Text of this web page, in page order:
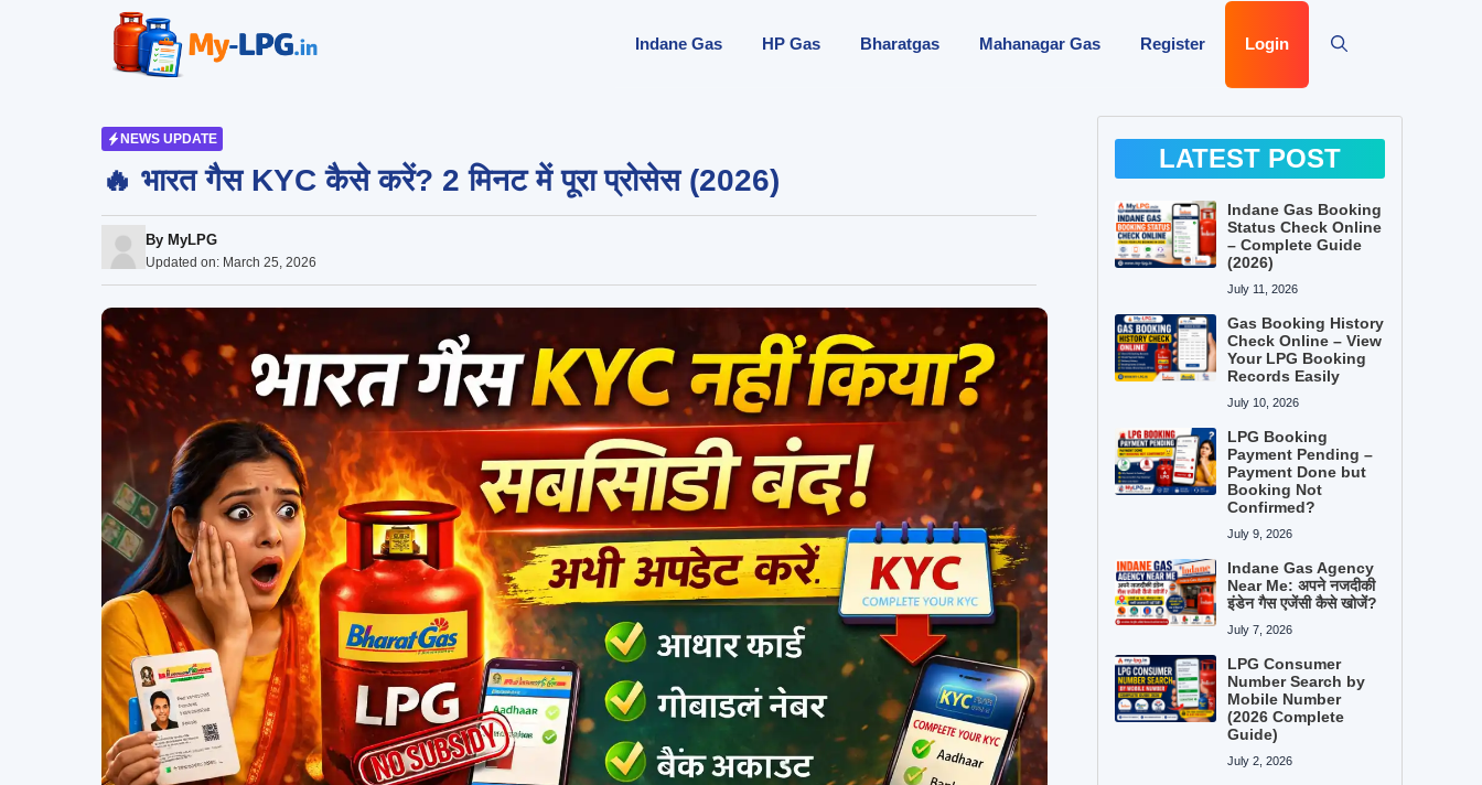
Indane Gas HP Gas Bharatgas Mahanagar Gas Register Login
NEWS UPDATE
🔥 भारत गैस KYC कैसे करें? 2 मिनट में पूरा प्रोसेस (2026)
By MyLPG
Updated on: March 25, 2026
LATEST POST
Indane Gas Booking
Status Check Online
– Complete Guide
(2026)
July 11, 2026
Gas Booking History
Check Online – View
Your LPG Booking
Records Easily
July 10, 2026
LPG Booking
Payment Pending –
Payment Done but
Booking Not
Confirmed?
July 9, 2026
Indane Gas Agency
Near Me: अपने नजदीकी
इंडेन गैस एजेंसी कैसे खोजें?
July 7, 2026
LPG Consumer
Number Search by
Mobile Number
(2026 Complete
Guide)
July 2, 2026